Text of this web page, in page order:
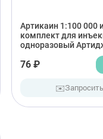
Артикаин 1:100 000
комплект для
одноразовый
76 ₽
✉️